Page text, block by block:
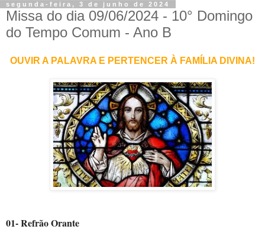
segunda-feira, 3 de junho de 2024
Missa do dia 09/06/2024 - 10° Domingo
do Tempo Comum - Ano B
OUVIR A PALAVRA E PERTENCER À FAMÍLIA DIVINA!
01- Refrão Orante